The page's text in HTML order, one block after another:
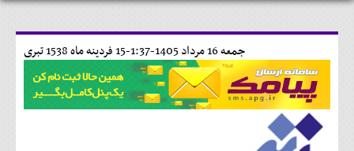
15 فردينه ماه 1538 تبری جمعه 16 مرداد 1405-1:37-